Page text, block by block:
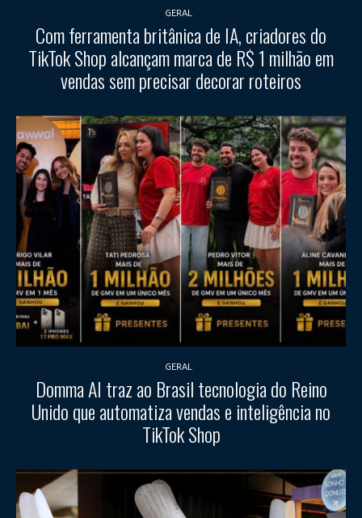
GERAL
Com ferramenta britânica de IA, criadores do
TikTok Shop alcançam marca de R$ 1 milhão em
vendas sem precisar decorar roteiros
GERAL
Domma AI traz ao Brasil tecnologia do Reino
Unido que automatiza vendas e inteligência no
TikTok Shop